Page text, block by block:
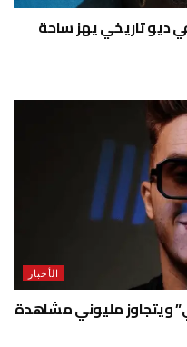
ديو تاريخي يهز ساحة
الأخبار
ويتجاوز مليوني مشاهدة